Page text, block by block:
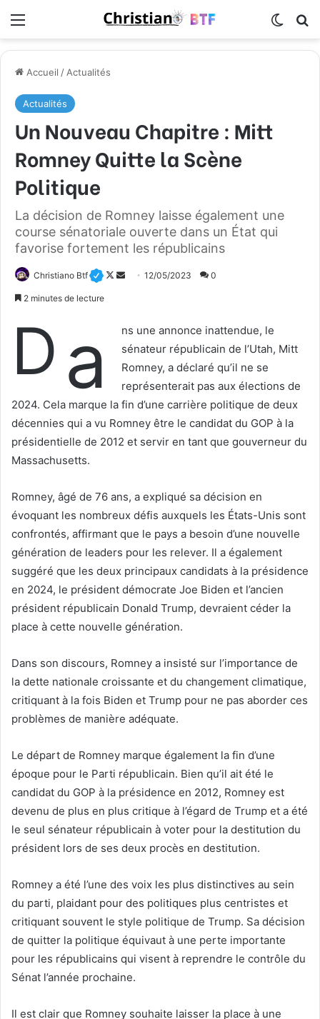
Accueil / Actualités
Actualités
Un Nouveau Chapitre : Mitt
Romney Quitte la Scène
Politique
La décision de Romney laisse également une
course sénatoriale ouverte dans un État qui
favorise fortement les républicains
Christiano Btf
F
w
o
y
e
c
o
r
i
e
l
12/05/2023 0
2 minutes de lecture
Da
ns une annonce inattendue, le
sénateur républicain de l’Utah, Mitt
Romney, a déclaré qu’il ne se
représenterait pas aux élections de
2024. Cela marque la fin d’une carrière politique de deux
décennies qui a vu Romney être le candidat du GOP à la
présidentielle de 2012 et servir en tant que gouverneur du
Massachusetts.
Romney, âgé de 76 ans, a expliqué sa décision en
évoquant les nombreux défis auxquels les États-Unis sont
confrontés, affirmant que le pays a besoin d’une nouvelle
génération de leaders pour les relever. Il a également
suggéré que les deux principaux candidats à la présidence
en 2024, le président démocrate Joe Biden et l’ancien
président républicain Donald Trump, devraient céder la
place à cette nouvelle génération.
Dans son discours, Romney a insisté sur l’importance de
la dette nationale croissante et du changement climatique,
critiquant à la fois Biden et Trump pour ne pas aborder ces
problèmes de manière adéquate.
Le départ de Romney marque également la fin d’une
époque pour le Parti républicain. Bien qu’il ait été le
candidat du GOP à la présidence en 2012, Romney est
devenu de plus en plus critique à l’égard de Trump et a été
le seul sénateur républicain à voter pour la destitution du
président lors de ses deux procès en destitution.
Romney a été l’une des voix les plus distinctives au sein
du parti, plaidant pour des politiques plus centristes et
critiquant souvent le style politique de Trump. Sa décision
de quitter la politique équivaut à une perte importante
pour les républicains qui visent à reprendre le contrôle du
Sénat l’année prochaine.
Il est clair que Romney souhaite laisser la place à une